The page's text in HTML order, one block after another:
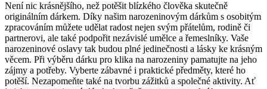
Není nic ​krásnějšího, než potěšit blízkého člověka skutečně
originálním dárkem.‌ Díky našim narozeninovým dárkům s osobitým
zpracováním můžete udělat radost nejen svým přátelům, rodině či
partnerovi, ale také podpořit nezávislé umělce a řemeslníky. Vaše
narozeninové oslavy tak budou ‍plné jedinečnosti a lásky ke krásným
věcem. ⁤Při výběru‍ dárku pro klika na narozeniny pamatujte na jeho
zájmy a potřeby. ‍Vyberte zábavné i praktické předměty, které ⁢ho
potěší. Nezapomeňte⁤ také na tvorbu zážitků a společné‍ aktivity. Ať